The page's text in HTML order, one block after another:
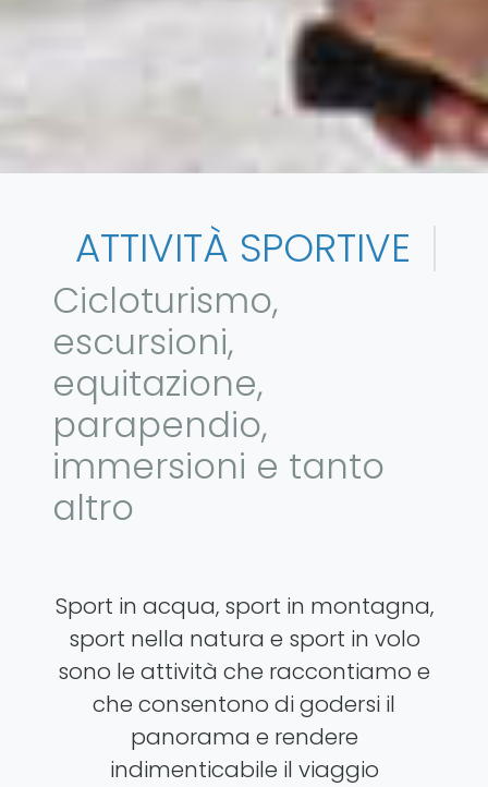
ATTIVITÀ SPORTIVE
Cicloturismo,
escursioni,
equitazione,
parapendio,
immersioni e tanto
altro
Sport in acqua, sport in montagna,
sport nella natura e sport in volo
sono le attività che raccontiamo e
che consentono di godersi il
panorama e rendere
indimenticabile il viaggio